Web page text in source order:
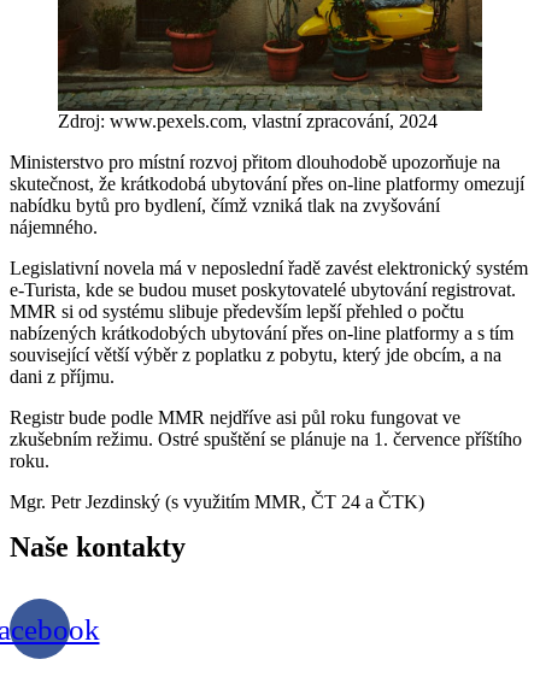
Zdroj: www.pexels.com, vlastní zpracování, 2024
Ministerstvo pro místní rozvoj přitom dlouhodobě upozorňuje na
skutečnost, že krátkodobá ubytování přes on-line platformy omezují
nabídku bytů pro bydlení, čímž vzniká tlak na zvyšování
nájemného.
Legislativní novela má v neposlední řadě zavést elektronický systém
e-Turista, kde se budou muset poskytovatelé ubytování registrovat.
MMR si od systému slibuje především lepší přehled o počtu
nabízených krátkodobých ubytování přes on-line platformy a s tím
související větší výběr z poplatku z pobytu, který jde obcím, a na
dani z příjmu.
Registr bude podle MMR nejdříve asi půl roku fungovat ve
zkušebním režimu. Ostré spuštění se plánuje na 1. července příštího
roku.
Mgr. Petr Jezdinský (s využitím MMR, ČT 24 a ČTK)
Naše kontakty